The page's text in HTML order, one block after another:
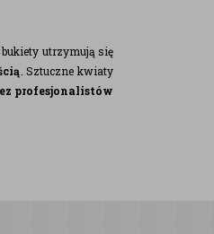
utrzymują się
. Sztuczne kwiaty
profesjonalistów